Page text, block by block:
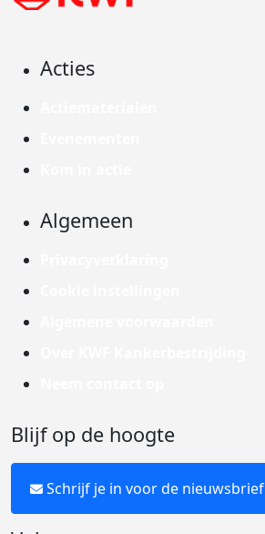
Acties
Algemeen
Blijf op de hoogte
Schrijf je in voor de nieuwsbrief